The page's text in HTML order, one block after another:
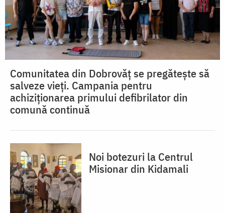
Comunitatea din Dobrovăț se pregătește să
salveze vieți. Campania pentru
achiziționarea primului defibrilator din
comună continuă
Noi botezuri la Centrul
Misionar din Kidamali